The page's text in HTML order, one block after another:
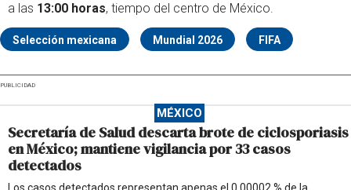
a las 13:00 horas, tiempo del centro de México.
Selección mexicana Mundial 2026 FIFA
PUBLICIDAD
MÉXICO
Secretaría de Salud descarta brote de ciclosporiasis
en México; mantiene vigilancia por 33 casos
detectados